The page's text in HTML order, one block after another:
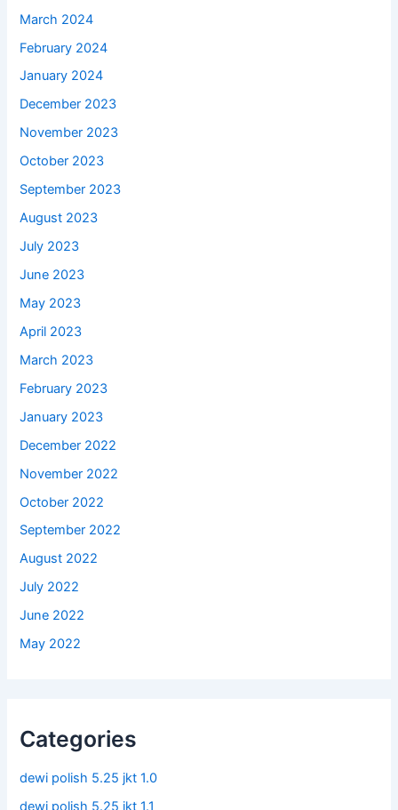
March 2024
February 2024
January 2024
December 2023
November 2023
October 2023
September 2023
August 2023
July 2023
June 2023
May 2023
April 2023
March 2023
February 2023
January 2023
December 2022
November 2022
October 2022
September 2022
August 2022
July 2022
June 2022
May 2022
Categories
dewi polish 5.25 jkt 1.0
dewi polish 5.25 jkt 1.1